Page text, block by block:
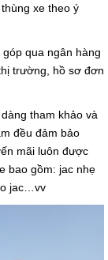
xe theo ý
qua ngân hàng
trường, hồ sơ đơn
tham khảo và
đều đảm bảo
mãi luôn được
bao gồm: jac nhẹ
jac…vv